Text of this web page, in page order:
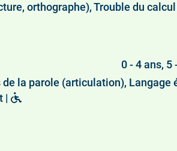
orthographe), Trouble du calcul
0 - 4 ans, 5
la parole (articulation),
|